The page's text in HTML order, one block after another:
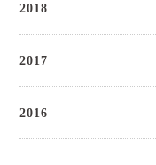
2018
2017
2016